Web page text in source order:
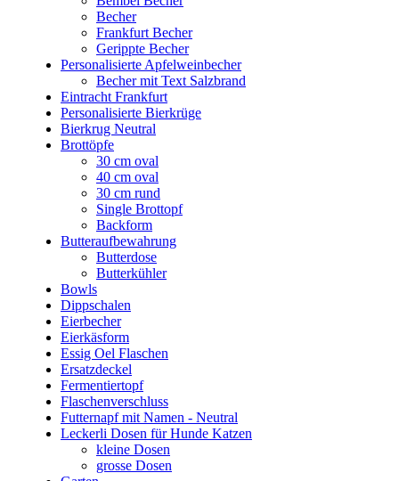
Becher
Frankfurt Becher
Gerippte Becher
Personalisierte Apfelweinbecher
Becher mit Text Salzbrand
Eintracht Frankfurt
Personalisierte Bierkrüge
Bierkrug Neutral
Brottöpfe
30 cm oval
40 cm oval
30 cm rund
Single Brottopf
Backform
Butteraufbewahrung
Butterdose
Butterkühler
Bowls
Dippschalen
Eierbecher
Eierkäsform
Essig Oel Flaschen
Ersatzdeckel
Fermentiertopf
Flaschenverschluss
Futternapf mit Namen - Neutral
Leckerli Dosen für Hunde Katzen
kleine Dosen
grosse Dosen